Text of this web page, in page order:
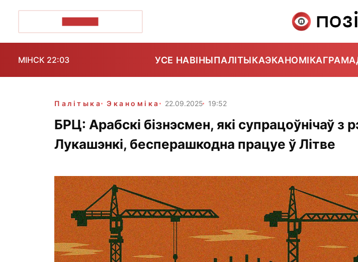
МІНСК 22:03 УСЕ НАВІНЫПАЛІТЫКАЭКАНОМІКА
Палітыка Эканоміка 22.09.2025 19:52
БРЦ: Арабскі бізнэсмен, які супрацоўнічаў
Лукашэнкі, бесперашкодна працуе ў Літве